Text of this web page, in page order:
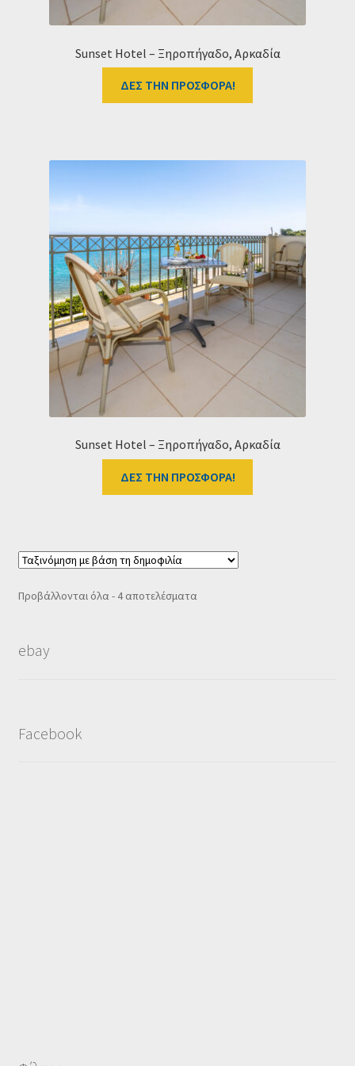
Sunset Hotel – Ξηροπήγαδο, Αρκαδία
ΔΕΣ ΤΗΝ ΠΡΟΣΦΟΡΑ!
Sunset Hotel – Ξηροπήγαδο, Αρκαδία
ΔΕΣ ΤΗΝ ΠΡΟΣΦΟΡΑ!
Προβάλλονται όλα - 4 αποτελέσματαSorted
ebay
Facebook